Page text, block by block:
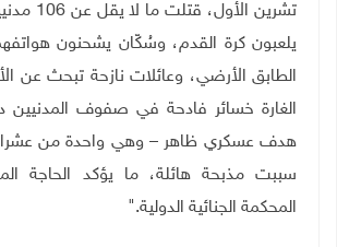
تشرين
يلعبون كرة القدم، وسُكّان يشحنون
الطابق الأرضي، وعائلات نازحة تبحث عن
الغارة خسائر فادحة في صفوف المدنيين
هدف عسكري ظاهر – وهي واحدة من
سببت مذبحة هائلة، ما يؤكد الحاجة
المحكمة الجنائية الدولية".